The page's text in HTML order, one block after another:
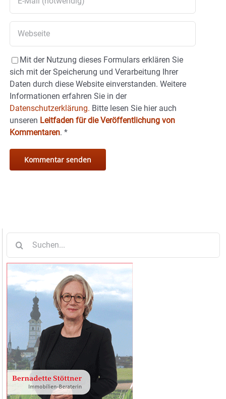
Mit der Nutzung dieses Formulars erklären Sie
sich mit der Speicherung und Verarbeitung Ihrer
Daten durch diese Website einverstanden. Weitere
Informationen erfahren Sie in der
Datenschutzerklärung. Bitte lesen Sie hier auch
unseren Leitfaden für die Veröffentlichung von
Kommentaren. *
nach: